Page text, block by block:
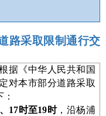
路采取限制通行交
据《中华人民共和国
对本市部分道路采取
17时至19时，沿杨浦